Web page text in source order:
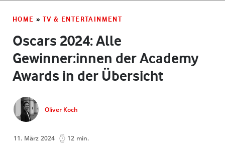
HOME » TV & ENTERTAINMENT
Oscars 2024: Alle
Gewinner:innen der Academy
Awards in der Übersicht
Oliver Koch
11. März 2024 12 min.